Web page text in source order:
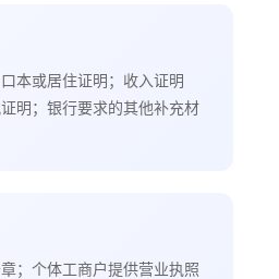
本或居住证明；收入证明
明；银行要求的其他补充材
；个体工商户提供营业执照